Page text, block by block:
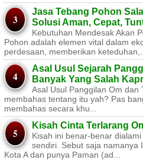
Jasa Tebang Pohon
Solusi Aman, Cepat,
Kebutuhan Mendesak Akan
Pohon adalah elemen vital dalam
perdesaan, memberikan keteduhan,...
Asal Usul Sejarah
Banyak Yang Salah
Asal Usul Panggilan Om dan
membahas tentang itu yah? Pas
membahas secara khu...
Kisah Cinta Terlarang
Kisah ini benar-benar
sendiri. Sebut saja namanya
Kota A dan punya Paman (ad...